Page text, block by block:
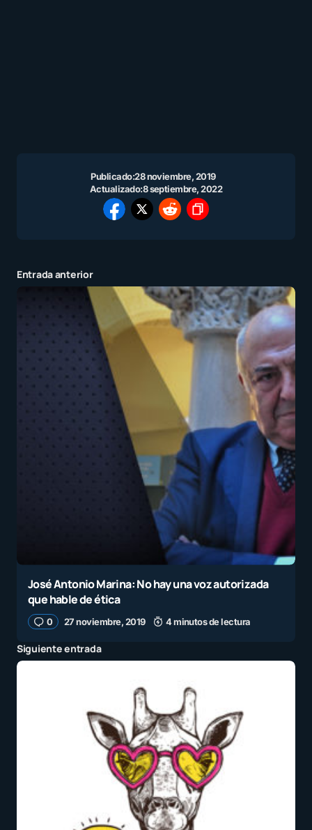
Publicado:28 noviembre, 2019
Actualizado:8 septiembre, 2022
Entrada anterior
José Antonio Marina: No hay una voz autorizada
que hable de ética
0 27 noviembre, 2019 4 minutos de lectura
Siguiente entrada